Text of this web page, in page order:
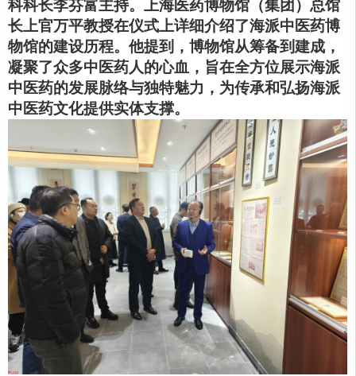
科科长李芬富主持。上海医药博物馆 （集团 ） 总馆
长上官万平教授在仪式上详细介绍了海派中医药博
物馆的建设历程。他提到，博物馆从筹备到建成，
凝聚了众多中医药人的心血，旨在全方位展示海派
中医药的发展脉络与独特魅力，为传承和弘扬海派
中医药文化提供实体支撑。